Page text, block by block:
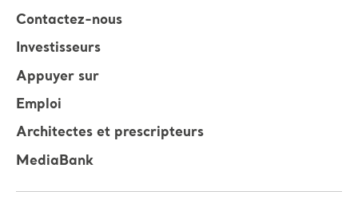
Contactez-nous
Investisseurs
Appuyer sur
Emploi
Architectes et prescripteurs
MediaBank